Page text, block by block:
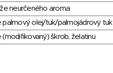
neurčeného aroma
palmový olej/tuk/palmojádrový tuk
(modifikovaný) škrob, želatinu